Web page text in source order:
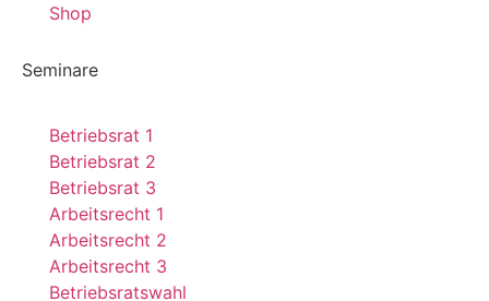
Shop
Seminare
Betriebsrat 1
Betriebsrat 2
Betriebsrat 3
Arbeitsrecht 1
Arbeitsrecht 2
Arbeitsrecht 3
Betriebsratswahl